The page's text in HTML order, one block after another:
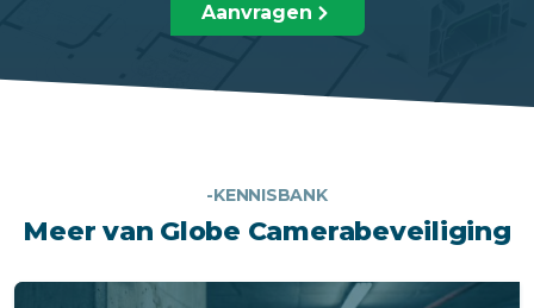
Aanvragen
-KENNISBANK
Meer van Globe Camerabeveiliging